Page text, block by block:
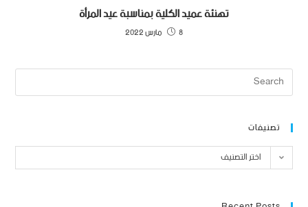
تهنئة عميد الكلية بمناسبة عيد المرأة
8 مارس 2022
تصنيفات
اختر التصنيف